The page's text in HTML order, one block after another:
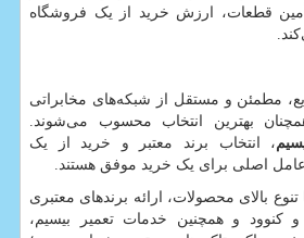
قطعات، ارزش خرید از یک فروشگاه
مطمئن و مستقل از شبکه‌های مخابراتی
بهترین انتخاب محسوب می‌شوند.
، انتخاب برند معتبر و خرید از یک
اصلی برای یک خرید موفق هستند.
تنوع بالای محصولات، ارائه برندهای معتبری
و کنوود و همچنین خدمات تعمیر بیسیم،